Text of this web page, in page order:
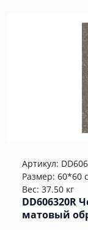
Артикул:
Размер: 60*60
Вес: 37.50 кг
DD606320R
матовый